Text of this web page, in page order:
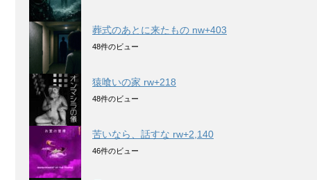
葬式のあとに来たもの nw+403
48件のビュー
猿喰いの家 rw+218
48件のビュー
苦いなら、話すな rw+2,140
46件のビュー